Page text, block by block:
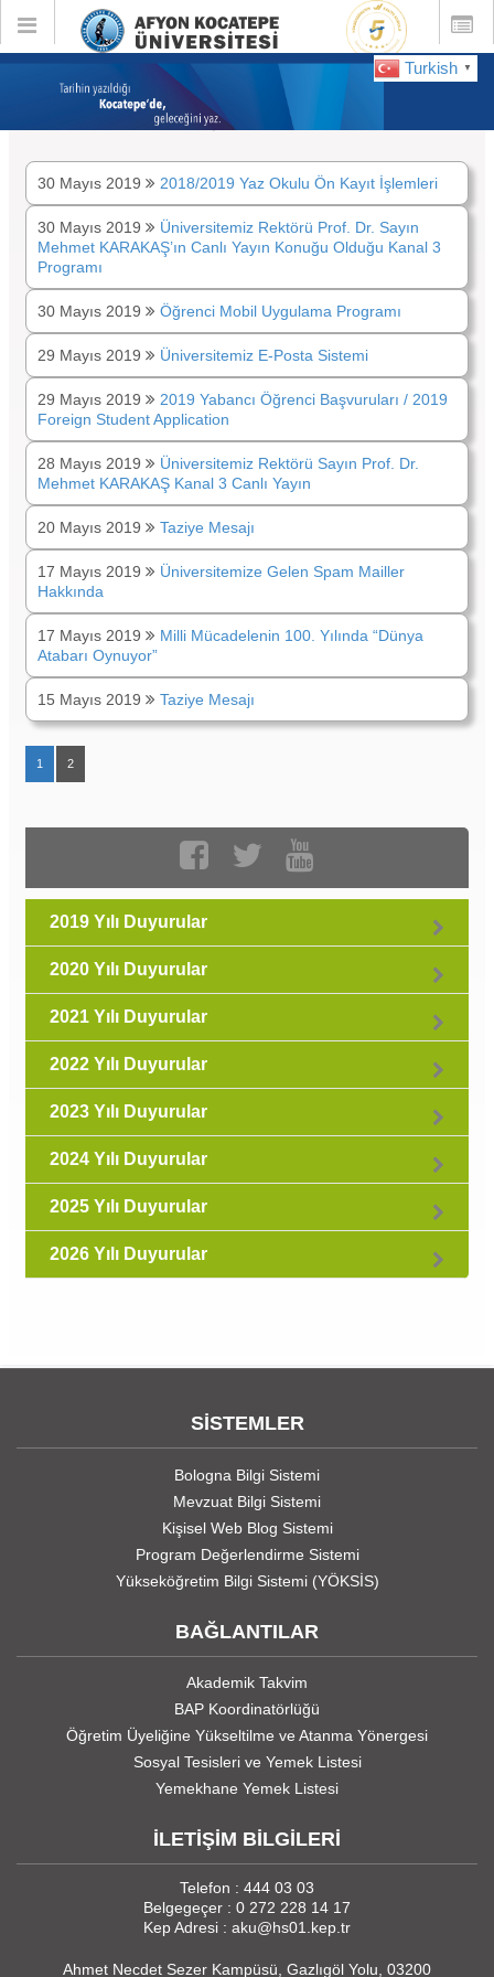
Toggle
global
Toggle
Turkish ▼
DUYURULAR :Mayıs 2019
30 Mayıs 2019 2018/2019 Yaz Okulu Ön Kayıt İşlemleri
30 Mayıs 2019
Üniversitemiz Rektörü Prof. Dr. Sayın
Mehmet KARAKAŞ’ın Canlı Yayın Konuğu Olduğu Kanal 3
Programı
30 Mayıs 2019 Öğrenci Mobil Uygulama Programı
29 Mayıs 2019 Üniversitemiz E-Posta Sistemi
29 Mayıs 2019
2019 Yabancı Öğrenci Başvuruları / 2019
Foreign Student Application
28 Mayıs 2019
Üniversitemiz Rektörü Sayın Prof. Dr.
Mehmet KARAKAŞ Kanal 3 Canlı Yayın
20 Mayıs 2019 Taziye Mesajı
17 Mayıs 2019
Üniversitemize Gelen Spam Mailler
Hakkında
17 Mayıs 2019
Milli Mücadelenin 100. Yılında “Dünya
Atabarı Oynuyor”
15 Mayıs 2019 Taziye Mesajı
1 2
2019 Yılı Duyurular
2020 Yılı Duyurular
2021 Yılı Duyurular
2022 Yılı Duyurular
2023 Yılı Duyurular
2024 Yılı Duyurular
2025 Yılı Duyurular
2026 Yılı Duyurular
SİSTEMLER
Bologna Bilgi Sistemi
Mevzuat Bilgi Sistemi
Kişisel Web Blog Sistemi
Program Değerlendirme Sistemi
Yükseköğretim Bilgi Sistemi (YÖKSİS)
BAĞLANTILAR
Akademik Takvim
BAP Koordinatörlüğü
Öğretim Üyeliğine Yükseltilme ve Atanma Yönergesi
Sosyal Tesisleri ve Yemek Listesi
Yemekhane Yemek Listesi
İLETİŞİM BİLGİLERİ
Telefon : 444 03 03
Belgegeçer : 0 272 228 14 17
Kep Adresi : aku@hs01.kep.tr
Ahmet Necdet Sezer Kampüsü, Gazlıgöl Yolu, 03200